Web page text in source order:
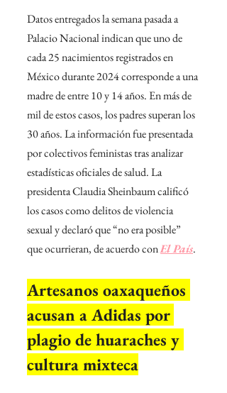
Datos entregados la semana pasada a
Palacio Nacional indican que uno de
cada 25 nacimientos registrados en
México durante 2024 corresponde a una
madre de entre 10 y 14 años. En más de
mil de estos casos, los padres superan los
30 años. La información fue presentada
por colectivos feministas tras analizar
estadísticas oficiales de salud. La
presidenta Claudia Sheinbaum calificó
los casos como delitos de violencia
sexual y declaró que “no era posible”
que ocurrieran, de acuerdo con El País.
Artesanos oaxaqueños
acusan a Adidas por
plagio de huaraches y
cultura mixteca